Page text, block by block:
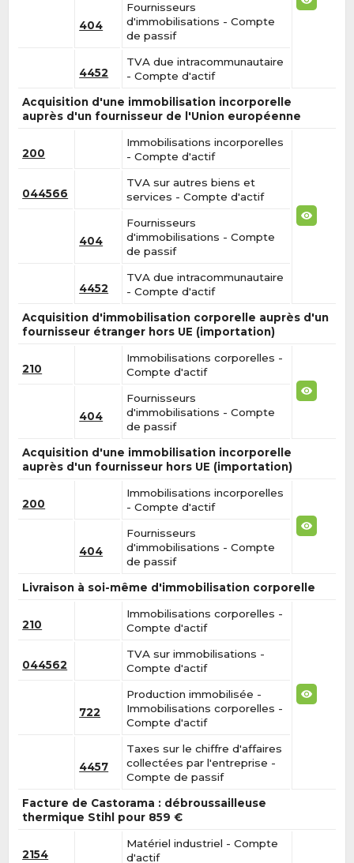
404
Fournisseurs
d'immobilisations - Compte
de passif
4452
TVA due intracommunautaire
- Compte d'actif
Acquisition d'une immobilisation incorporelle
auprès d'un fournisseur de l'Union européenne
200
Immobilisations incorporelles
- Compte d'actif
044566
TVA sur autres biens et
services - Compte d'actif
404
Fournisseurs
d'immobilisations - Compte
de passif
4452
TVA due intracommunautaire
- Compte d'actif
Acquisition d'immobilisation corporelle auprès d'un
fournisseur étranger hors UE (importation)
210
Immobilisations corporelles -
Compte d'actif
404
Fournisseurs
d'immobilisations - Compte
de passif
Acquisition d'une immobilisation incorporelle
auprès d'un fournisseur hors UE (importation)
200
Immobilisations incorporelles
- Compte d'actif
404
Fournisseurs
d'immobilisations - Compte
de passif
Livraison à soi-même d'immobilisation corporelle
210
Immobilisations corporelles -
Compte d'actif
044562
TVA sur immobilisations -
Compte d'actif
722
Production immobilisée -
Immobilisations corporelles -
Compte d'actif
4457
Taxes sur le chiffre d'affaires
collectées par l'entreprise -
Compte de passif
Facture de Castorama : débroussailleuse
thermique Stihl pour 859 €
2154
Matériel industriel - Compte
d'actif